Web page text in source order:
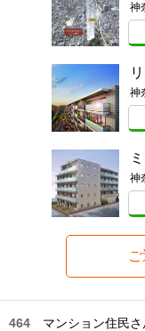
神
464 マンション住民さ